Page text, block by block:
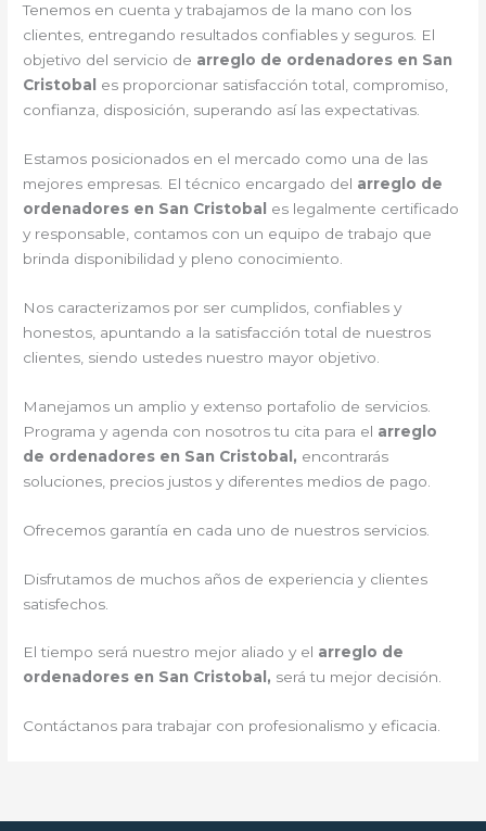
Tenemos en cuenta y trabajamos de la mano con los
clientes, entregando resultados confiables y seguros. El
objetivo del servicio de arreglo de ordenadores en San
Cristobal es proporcionar satisfacción total, compromiso,
confianza, disposición, superando así las expectativas.
Estamos posicionados en el mercado como una de las
mejores empresas. El técnico encargado del arreglo de
ordenadores en San Cristobal
es legalmente certificado
y responsable, contamos con un equipo de trabajo que
brinda disponibilidad y pleno conocimiento.
Nos caracterizamos por ser cumplidos, confiables y
honestos, apuntando a la satisfacción total de nuestros
clientes, siendo ustedes nuestro mayor objetivo.
Manejamos un amplio y extenso portafolio de servicios.
Programa y agenda con nosotros tu cita para el arreglo
de ordenadores en San Cristobal, encontrarás
soluciones, precios justos y diferentes medios de pago.
Ofrecemos garantía en cada uno de nuestros servicios.
Disfrutamos de muchos años de experiencia y clientes
satisfechos.
El tiempo será nuestro mejor aliado y el arreglo de
ordenadores en San Cristobal, será tu mejor decisión.
Contáctanos para trabajar con profesionalismo y eficacia.